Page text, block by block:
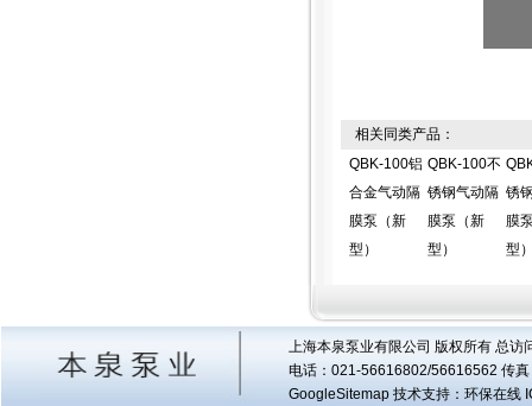
相关同类产品：
QBK-100铝
合金气动隔
膜泵（新
型）
QBK-100不
锈钢气动隔
膜泵（新
型）
锈
膜
型
上海本泉泵业有限公司 版权所有 总访
电话：021-56616802/56616562 传
GoogleSitemap技术支持：环保在线